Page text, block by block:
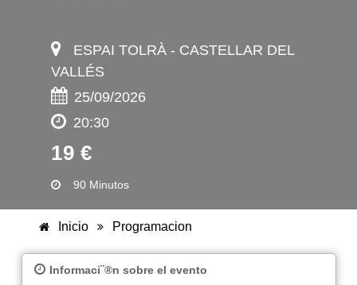
ESPAI TOLRÀ - CASTELLAR DEL
VALLÉS
25/09/2026
20:30
19 €
90 Minutos
Inicio Programacion
Informaci¨®n sobre el evento